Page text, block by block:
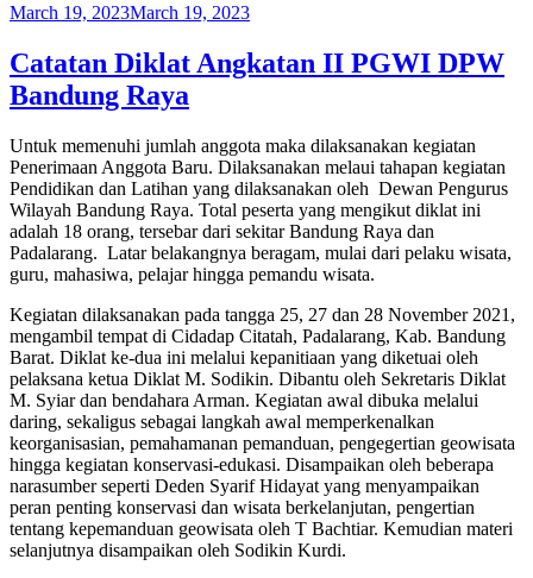
Posted
March 19, 2023March 19, 2023
Catatan Diklat Angkatan II PGWI DPW
Bandung Raya
Untuk memenuhi jumlah anggota maka dilaksanakan kegiatan
Penerimaan Anggota Baru. Dilaksanakan melaui tahapan kegiatan
Pendidikan dan Latihan yang dilaksanakan oleh Dewan Pengurus
Wilayah Bandung Raya. Total peserta yang mengikut diklat ini
adalah 18 orang, tersebar dari sekitar Bandung Raya dan
Padalarang. Latar belakangnya beragam, mulai dari pelaku wisata,
guru, mahasiwa, pelajar hingga pemandu wisata.
Kegiatan dilaksanakan pada tangga 25, 27 dan 28 November 2021,
mengambil tempat di Cidadap Citatah, Padalarang, Kab. Bandung
Barat. Diklat ke-dua ini melalui kepanitiaan yang diketuai oleh
pelaksana ketua Diklat M. Sodikin. Dibantu oleh Sekretaris Diklat
M. Syiar dan bendahara Arman. Kegiatan awal dibuka melalui
daring, sekaligus sebagai langkah awal memperkenalkan
keorganisasian, pemahamanan pemanduan, pengegertian geowisata
hingga kegiatan konservasi-edukasi. Disampaikan oleh beberapa
narasumber seperti Deden Syarif Hidayat yang menyampaikan
peran penting konservasi dan wisata berkelanjutan, pengertian
tentang kepemanduan geowisata oleh T Bachtiar. Kemudian materi
selanjutnya disampaikan oleh Sodikin Kurdi.